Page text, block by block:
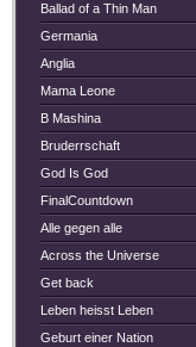
Ballad of a Thin Man
Germania
Anglia
Mama Leone
B Mashina
Bruderrschaft
God Is God
FinalCountdown
Alle gegen alle
Across the Universe
Get back
Leben heisst Leben
Geburt einer Nation